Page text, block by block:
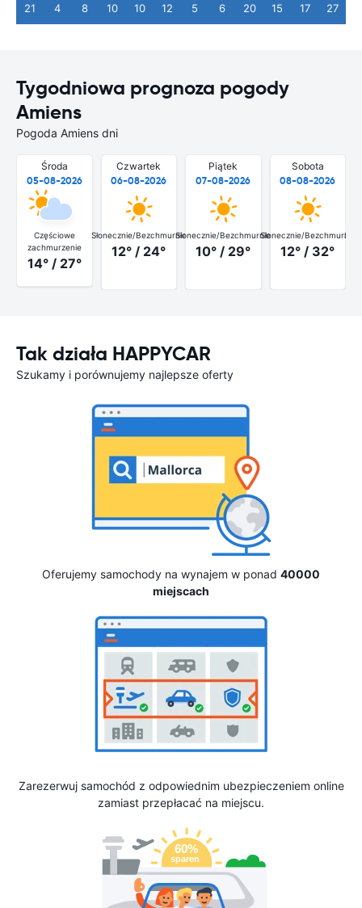
21 4 8 10 10 12 5 6 20 15 17 27
Tygodniowa prognoza pogody
Amiens
Pogoda Amiens dni
Środa
05-08-2026
Częściowe
zachmurzenie
14° / 27°
Czwartek
06-08-2026
Słonecznie/Bezchmurnie
12° / 24°
Piątek
07-08-2026
Słonecznie/Bezchmurnie
10° / 29°
Sobota
08-08-2026
Słonecznie/Bezchmurnie
12° / 32°
Tak działa HAPPYCAR
Szukamy i porównujemy najlepsze oferty
Oferujemy samochody na wynajem w ponad 40000
miejscach
Zarezerwuj samochód z odpowiednim ubezpieczeniem online
zamiast przepłacać na miejscu.